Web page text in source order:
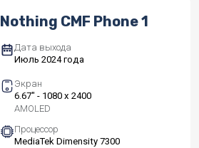
Nothing CMF Phone 1
Дата выхода
Июль 2024 года
Экран
6.67" - 1080 x 2400
AMOLED
Процессор
MediaTek Dimensity 7300